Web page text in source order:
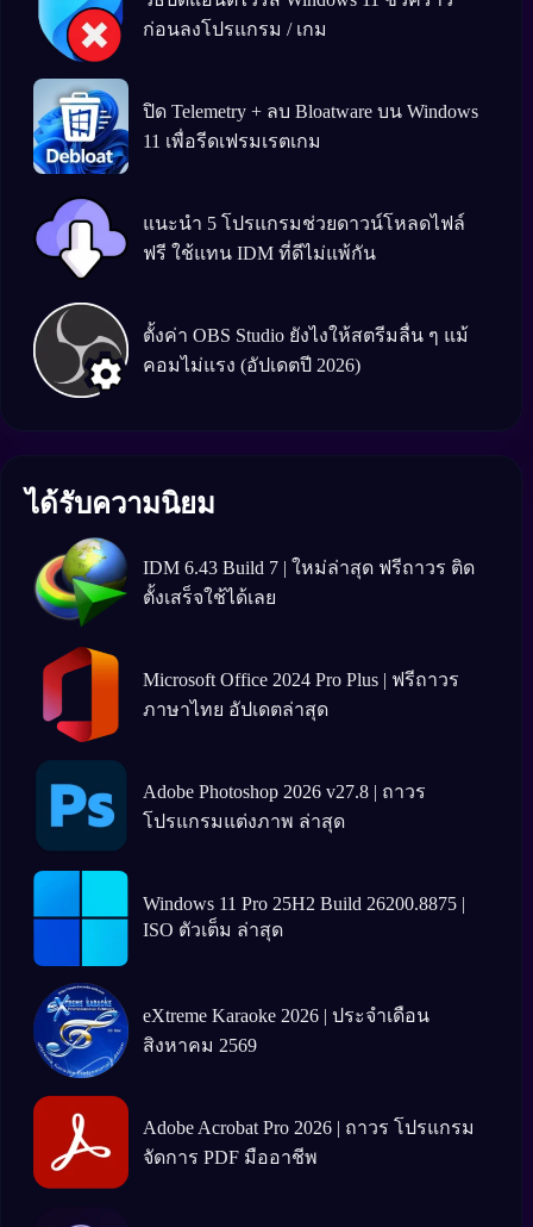
ก่อนลงโปรแกรม / เกม
ปิด Telemetry + ลบ Bloatware บน Windows
11 เพื่อรีดเฟรมเรตเกม
แนะนำ 5 โปรแกรมช่วยดาวน์โหลดไฟล์
ฟรี ใช้แทน IDM ที่ดีไม่แพ้กัน
ตั้งค่า OBS Studio ยังไงให้สตรีมลื่น ๆ แม้
คอมไม่แรง (อัปเดตปี 2026)
ได้รับความนิยม
IDM 6.43 Build 7 | ใหม่ล่าสุด ฟรีถาวร ติด
ตั้งเสร็จใช้ได้เลย
Microsoft Office 2024 Pro Plus | ฟรีถาวร
ภาษาไทย อัปเดตล่าสุด
Adobe Photoshop 2026 v27.8 | ถาวร
โปรแกรมแต่งภาพ ล่าสุด
Windows 11 Pro 25H2 Build 26200.8875 |
ISO ตัวเต็ม ล่าสุด
eXtreme Karaoke 2026 | ประจำเดือน
สิงหาคม 2569
Adobe Acrobat Pro 2026 | ถาวร โปรแกรม
จัดการ PDF มืออาชีพ